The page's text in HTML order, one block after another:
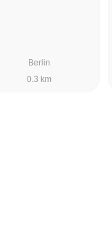
Berlin
0.3 km